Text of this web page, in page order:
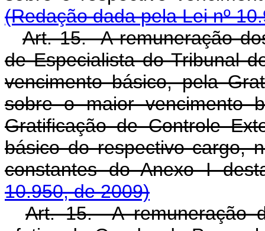
(Redação dada pela Lei nº
Art. 15. A remuneração
de Especialista do Tribunal
vencimento básico, pela
sobre o maior vencimento
Gratificação de Controle
básico do respectivo cargo,
constantes do Anexo I
10.950, de 2009)
Art. 15. A remuneração